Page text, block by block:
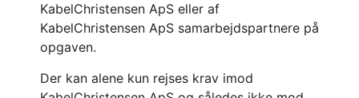
KabelChristensen ApS eller af
KabelChristensen ApS samarbejdspartnere på
opgaven.
Der kan alene kun rejses krav imod